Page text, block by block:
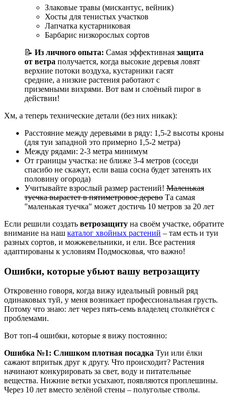
Злаковые травы (мискантус, вейник)
Хосты для тенистых участков
Лапчатка кустарниковая
Барбарис низкорослых сортов
📝 Из личного опыта: Самая эффективная защита
от ветра получается, когда высокие деревья ловят
верхние потоки воздуха, кустарники гасят
средние, а низкие растения работают с
приземными вихрями. Вот вам и слоёный пирог в
действии!
Хм, а теперь технические детали (без них никак):
Расстояние между деревьями в ряду: 1,5-2 высоты кроны
(для туи западной это примерно 1,5-2 метра)
Между рядами: 2-3 метра минимум
От границы участка: не ближе 3-4 метров (соседи
спасибо не скажут, если ваша сосна будет затенять их
половину огорода)
Учитывайте взрослый размер растений! Маленькая
туечка вырастет в пятиметровое дерево Та самая
"маленькая туечка" может достичь 10 метров за 20 лет
Если решили создать ветрозащиту на своём участке, обратите
внимание на наш каталог хвойных растений – там есть и туи
разных сортов, и можжевельники, и ели. Все растения
адаптированы к условиям Подмосковья, что важно!
Ошибки, которые убьют вашу ветрозащиту
Откровенно говоря, когда вижу идеальный ровный ряд
одинаковых туй, у меня возникает профессиональная грусть.
Потому что знаю: лет через пять-семь владелец столкнётся с
проблемами.
Вот топ-4 ошибки, которые я вижу постоянно:
Ошибка №1: Слишком плотная посадка Туи или ёлки
сажают впритык друг к другу. Что происходит? Растения
начинают конкурировать за свет, воду и питательные
вещества. Нижние ветки усыхают, появляются проплешины.
Через 10 лет вместо зелёной стены – полуголые стволы.